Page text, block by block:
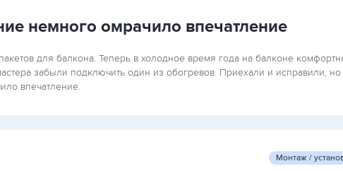
немного омрачило впечатление
для балкона. Теперь в холодное время года на балконе
забыли подключить один из обогревов. Приехали и исправили, но
впечатление.
Монтаж /